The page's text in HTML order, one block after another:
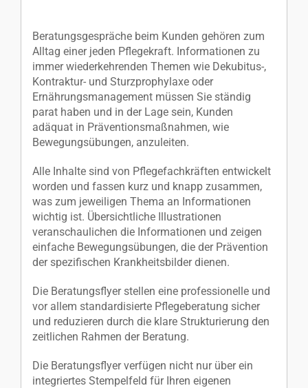
Beratungsgespräche beim Kunden gehören zum
Alltag einer jeden Pflegekraft. Informationen zu
immer wiederkehrenden Themen wie Dekubitus-,
Kontraktur- und Sturzprophylaxe oder
Ernährungsmanagement müssen Sie ständig
parat haben und in der Lage sein, Kunden
adäquat in Präventionsmaßnahmen, wie
Bewegungsübungen, anzuleiten.
Alle Inhalte sind von Pflegefachkräften entwickelt
worden und fassen kurz und knapp zusammen,
was zum jeweiligen Thema an Informationen
wichtig ist. Übersichtliche Illustrationen
veranschaulichen die Informationen und zeigen
einfache Bewegungsübungen, die der Prävention
der spezifischen Krankheitsbilder dienen.
Die Beratungsflyer stellen eine professionelle und
vor allem standardisierte Pflegeberatung sicher
und reduzieren durch die klare Strukturierung den
zeitlichen Rahmen der Beratung.
Die Beratungsflyer verfügen nicht nur über ein
integriertes Stempelfeld für Ihren eigenen